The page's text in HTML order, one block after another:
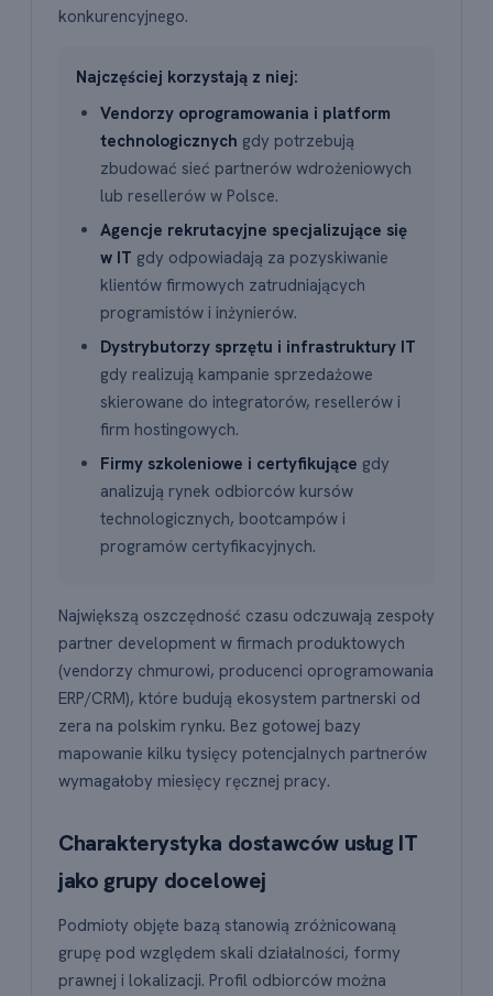
konkurencyjnego.
Najczęściej korzystają z niej:
Vendorzy oprogramowania i platform
technologicznych gdy potrzebują
zbudować sieć partnerów wdrożeniowych
lub resellerów w Polsce.
Agencje rekrutacyjne specjalizujące się
w IT gdy odpowiadają za pozyskiwanie
klientów firmowych zatrudniających
programistów i inżynierów.
Dystrybutorzy sprzętu i infrastruktury IT
gdy realizują kampanie sprzedażowe
skierowane do integratorów, resellerów i
firm hostingowych.
Firmy szkoleniowe i certyfikujące gdy
analizują rynek odbiorców kursów
technologicznych, bootcampów i
programów certyfikacyjnych.
Największą oszczędność czasu odczuwają zespoły
partner development w firmach produktowych
(vendorzy chmurowi, producenci oprogramowania
ERP/CRM), które budują ekosystem partnerski od
zera na polskim rynku. Bez gotowej bazy
mapowanie kilku tysięcy potencjalnych partnerów
wymagałoby miesięcy ręcznej pracy.
Charakterystyka dostawców usług IT
jako grupy docelowej
Podmioty objęte bazą stanowią zróżnicowaną
grupę pod względem skali działalności, formy
prawnej i lokalizacji. Profil odbiorców można